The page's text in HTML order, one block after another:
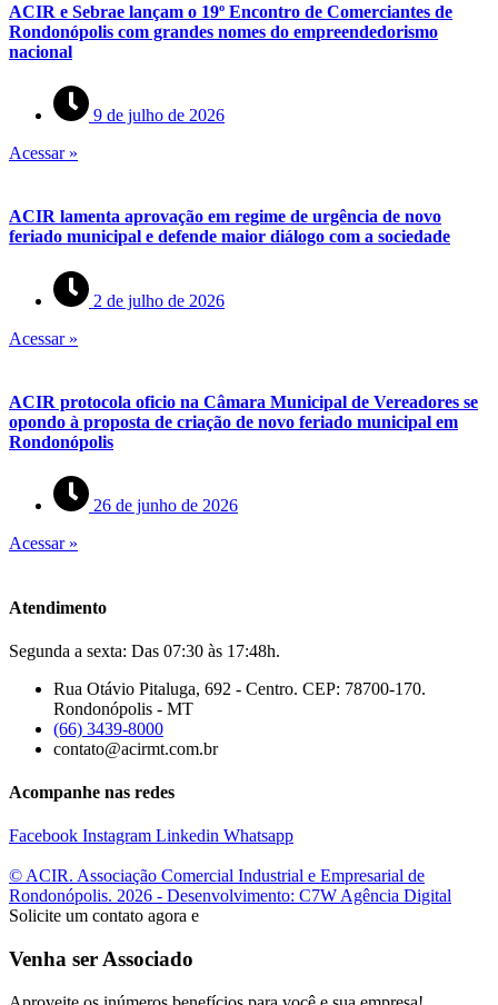
ACIR e Sebrae lançam o 19º Encontro de Comerciantes de
Rondonópolis com grandes nomes do empreendedorismo
nacional
9 de julho de 2026
Acessar »
ACIR lamenta aprovação em regime de urgência de novo
feriado municipal e defende maior diálogo com a sociedade
2 de julho de 2026
Acessar »
ACIR protocola oficio na Câmara Municipal de Vereadores se
opondo à proposta de criação de novo feriado municipal em
Rondonópolis
26 de junho de 2026
Acessar »
Atendimento
Segunda a sexta: Das 07:30 às 17:48h.
Rua Otávio Pitaluga, 692 - Centro. CEP: 78700-170.
Rondonópolis - MT
(66) 3439-8000
contato@acirmt.com.br
Acompanhe nas redes
Facebook Instagram Linkedin Whatsapp
© ACIR. Associação Comercial Industrial e Empresarial de
Rondonópolis. 2026 - Desenvolvimento: C7W Agência Digital
Solicite um contato agora e
Venha ser Associado